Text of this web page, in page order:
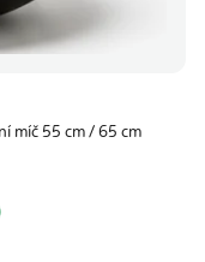
míč 55 cm / 65 cm